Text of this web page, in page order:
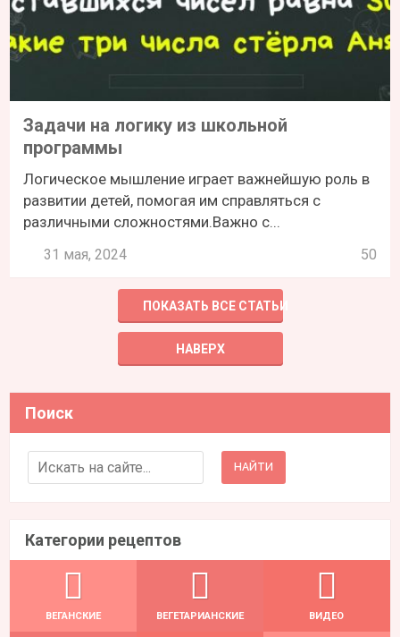
Задачи на логику из школьной
программы
Логическое мышление играет важнейшую роль в
развитии детей, помогая им справляться с
различными сложностями.Важно с...
31 мая, 2024 50
ПОКАЗАТЬ ВСЕ СТАТЬИ
НАВЕРХ
Поиск
Search for:
Категории рецептов
ВЕГАНСКИЕ ВЕГЕТАРИАНСКИЕ ВИДЕО